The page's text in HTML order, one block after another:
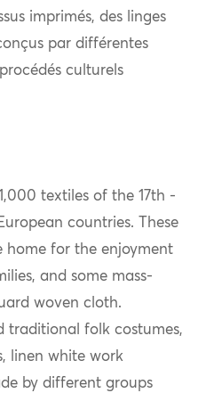
imprimés, des linges
par différentes
culturels
textiles of the 17th -
countries. These
home for the enjoyment
and some mass-
woven cloth.
traditional folk costumes,
linen white work
by different groups